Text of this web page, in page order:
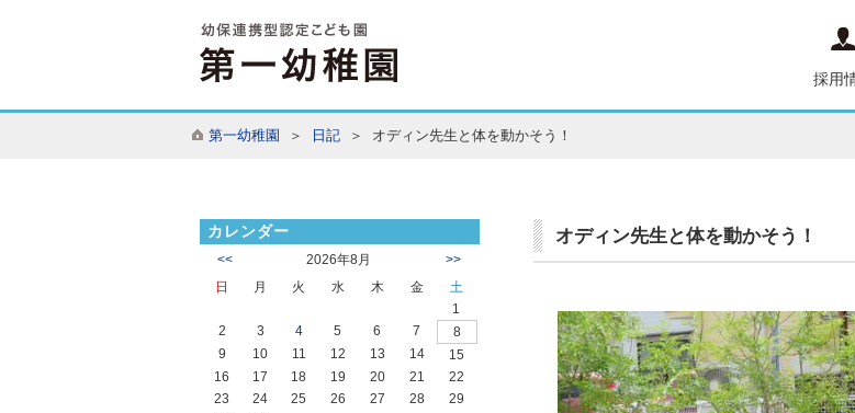
採用
第一幼稚園 ＞ 日記＞ オディン先生と体を動かそう！
カレンダー
<< 2026年8月 >>
日 月 火 水 木 金
土
1
2
3 4 5 6 7
8
9
10 11 12 13 14
15
16
17 18 19 20 21
22
23
24 25 26 27 28
29
オディン先生と体を動かそう！